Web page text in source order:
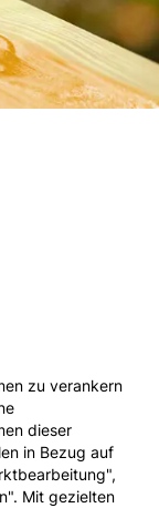
zu verankern
dieser
in Bezug auf
Mit gezielten